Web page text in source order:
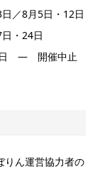
／8月5日・12日
・24日
日 ― 開催中止
りん運営協力者の